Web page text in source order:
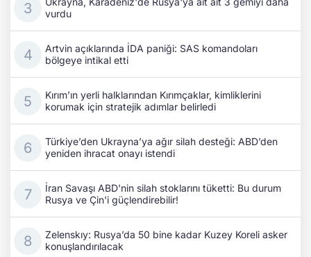
vurdu
Artvin açıklarında İDA paniği: SAS komandoları
bölgeye intikal etti
Kırım’ın yerli halklarından Kırımçaklar, kimliklerini
korumak için stratejik adımlar belirledi
Türkiye’den Ukrayna’ya ağır silah desteği: ABD’den
yeniden ihracat onayı istendi
İran Savaşı ABD'nin silah stoklarını tüketti: Bu durum
Rusya ve Çin'i güçlendirebilir!
Zelenskıy: Rusya’da 50 bine kadar Kuzey Koreli asker
konuşlandırılacak